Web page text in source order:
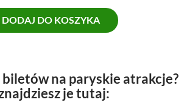
i
e
r
t
n
k
t
u
n
a
DODAJ DO KOSZYKA
na paryskie atrakcje?
je tutaj: